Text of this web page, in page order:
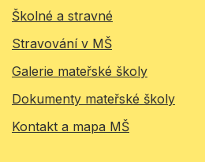
Školné a stravné
Stravování v MŠ
Galerie mateřské školy
Dokumenty mateřské školy
Kontakt a mapa MŠ